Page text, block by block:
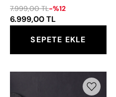
Parça
7.999,00 TL-%12
6.999,00 TL
SEPETE EKLE